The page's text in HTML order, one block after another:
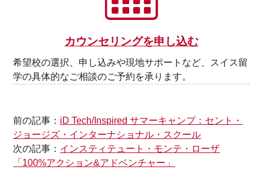
カウンセリングを申し込む
希望校の選択、申し込みや現地サポートなど、スイス留
学の具体的なご相談のご予約を承ります。
前の記事： iD Tech/Inspired サマーキャンプ：セント・
ジョージズ・インターナショナル・スクール
次の記事： インスティテュート・モンテ・ローザ
「100%アクション&アドベンチャー」